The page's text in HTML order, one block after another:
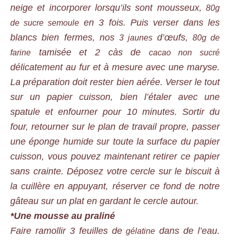
neige et incorporer lorsqu’ils sont mousseux, 80g
de sucre semoule en 3 fois. Puis verser dans les
blancs bien fermes, nos 3 jaunes d’œufs,
80g de
farine tamisée et 2 càs de cacao non sucré
délicatement au fur et à mesure avec une maryse.
La préparation doit rester bien aérée. Verser le tout
sur un papier cuisson, bien l’étaler avec une
spatule et enfourner pour 10 minutes. Sortir du
four, retourner sur le plan de travail propre, passer
une éponge humide sur toute la surface du papier
cuisson, vous pouvez maintenant retirer ce papier
sans crainte. Déposez votre cercle sur le biscuit à
la cuillère en appuyant, réserver ce fond de notre
gâteau sur un plat en gardant le cercle autour.
*Une mousse au praliné
Faire ramollir 3 feuilles degélatine dans de l’eau.